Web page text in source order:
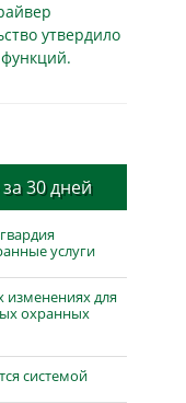
утвердило
30 дней
услуги
изменениях для
охранных
системой